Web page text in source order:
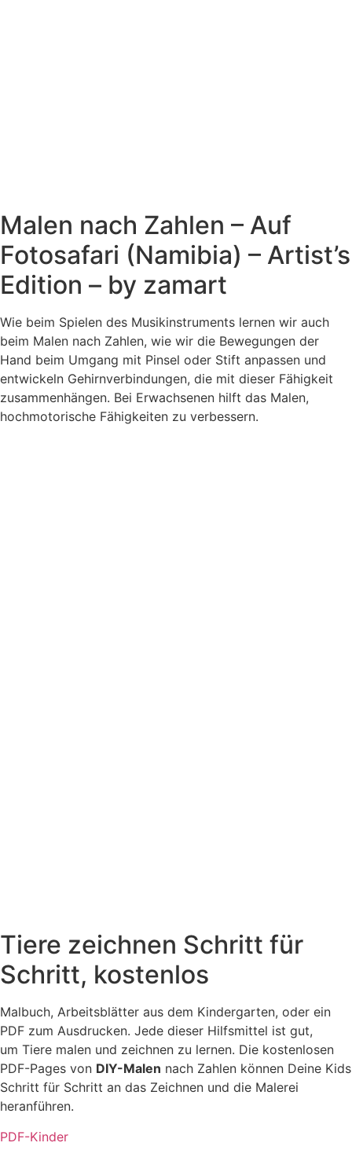
Malen nach Zahlen – Auf
Fotosafari (Namibia) – Artist’s
Edition – by zamart
Wie beim Spielen des Musikinstruments lernen wir auch
beim Malen nach Zahlen, wie wir die Bewegungen der
Hand beim Umgang mit Pinsel oder Stift anpassen und
entwickeln Gehirnverbindungen, die mit dieser Fähigkeit
zusammenhängen. Bei Erwachsenen hilft das Malen,
hochmotorische Fähigkeiten zu verbessern.
Tiere zeichnen Schritt für
Schritt, kostenlos
Malbuch, Arbeitsblätter aus dem Kindergarten, oder ein
PDF zum Ausdrucken. Jede dieser Hilfsmittel ist gut,
um Tiere malen und zeichnen zu lernen. Die kostenlosen
PDF-Pages von DIY-Malen nach Zahlen können Deine Kids
Schritt für Schritt an das Zeichnen und die Malerei
heranführen.
PDF-Kinder